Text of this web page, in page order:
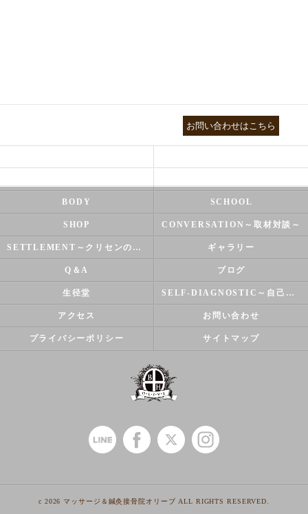
お問い合わせはこちら
BODY SCHOOL
SHOP CONVERSATION～取材対談～
SETTLEMENT～クリセンのズバリ解決シリーズ～ ギャラリー
Q＆A ブログ
生径堂 SELF-DIAGNOSTIC～自己診断～
アクセス お問い合わせ
プライバシーポリシー サイトマップ
c 2026 マッサージ＆鍼灸接骨院オリーブ ALL RIGHTS RESERVED.